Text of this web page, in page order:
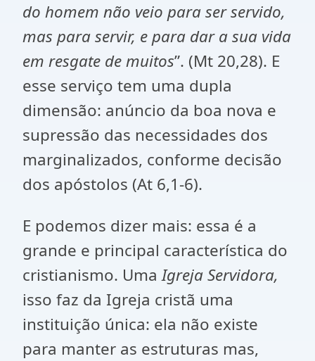
do homem não veio para ser servido,
mas para servir, e para dar a sua vida
em resgate de muitos”. (Mt 20,28). E
esse serviço tem uma dupla
dimensão: anúncio da boa nova e
supressão das necessidades dos
marginalizados, conforme decisão
dos apóstolos (At 6,1-6).
E podemos dizer mais: essa é a
grande e principal característica do
cristianismo. UmaIgreja Servidora,
isso faz da Igreja cristã uma
instituição única: ela não existe
para manter as estruturas mas,